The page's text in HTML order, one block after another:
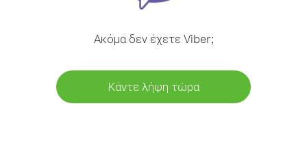
Ακόμα δεν έχετε Viber;
Κάντε λήψη τώρα